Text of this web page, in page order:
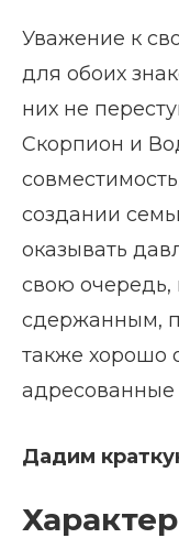
Уважение к
для обоих
них не
Скорпион и
создании
оказывать
свою очередь,
сдержанным,
также хорошо
адресованные
Дадим